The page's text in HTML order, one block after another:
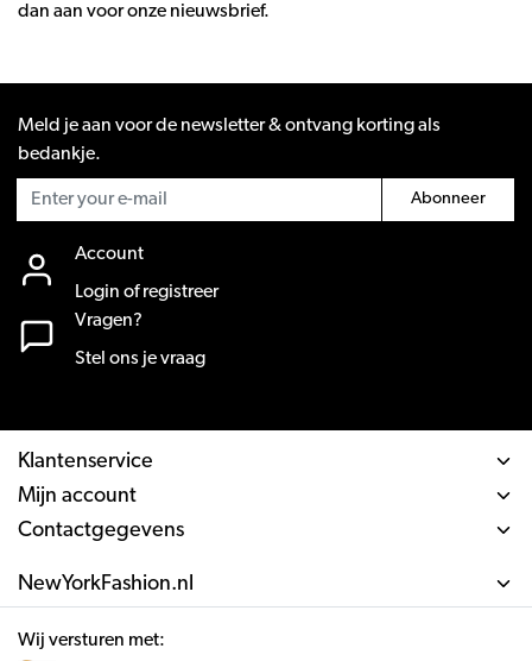
dan aan voor onze nieuwsbrief.
Meld je aan voor de newsletter & ontvang korting als
bedankje.
Abonneer
Account
Login of registreer
Vragen?
Stel ons je vraag
Klantenservice
Mijn account
Contactgegevens
NewYorkFashion.nl
Wij versturen met: